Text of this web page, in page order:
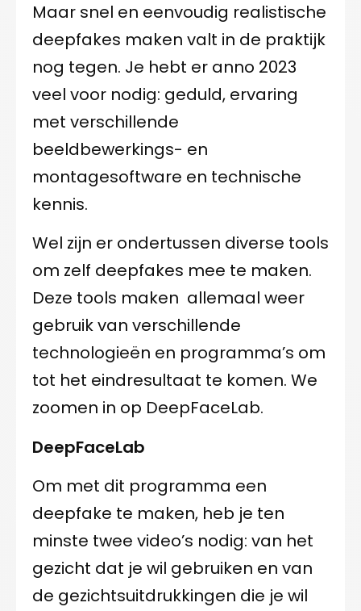
Maar snel en eenvoudig realistische
deepfakes maken valt in de praktijk
nog tegen. Je hebt er anno 2023
veel voor nodig: geduld, ervaring
met verschillende
beeldbewerkings- en
montagesoftware en technische
kennis.
Wel zijn er ondertussen diverse tools
om zelf deepfakes mee te maken.
Deze tools maken allemaal weer
gebruik van verschillende
technologieën en programma’s om
tot het eindresultaat te komen. We
zoomen in op DeepFaceLab.
DeepFaceLab
Om met dit programma een
deepfake te maken, heb je ten
minste twee video’s nodig: van het
gezicht dat je wil gebruiken en van
de gezichtsuitdrukkingen die je wil